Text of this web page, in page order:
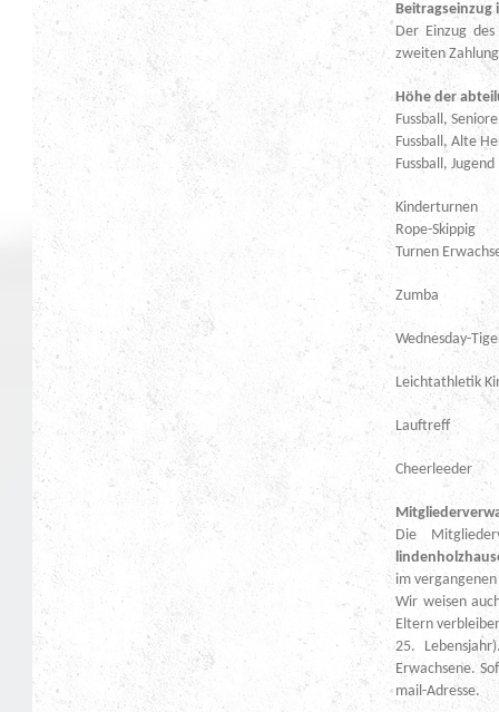
Beitragseinzug
Der Einzug
zweiten
Höhe der
Fussball,
Die
im
Wir weisen
Eltern
25.
Erwachsene.
mail-Adresse.